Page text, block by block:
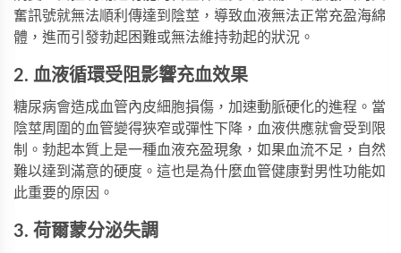
奮訊號就無法順利傳達到陰莖，導致血液無法正常充盈海綿
體，進而引發勃起困難或無法維持勃起的狀況。
2. 血液循環受阻影響充血效果
糖尿病會造成血管內皮細胞損傷，加速動脈硬化的進程。當
陰莖周圍的血管變得狹窄或彈性下降，血液供應就會受到限
制。勃起本質上是一種血液充盈現象，如果血流不足，自然
難以達到滿意的硬度。這也是為什麼血管健康對男性功能如
此重要的原因。
3. 荷爾蒙分泌失調